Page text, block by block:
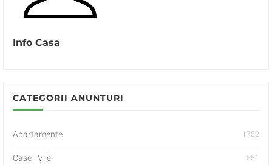
Info Casa
CATEGORII ANUNTURI
Apartamente 1752
Case - Vile 551